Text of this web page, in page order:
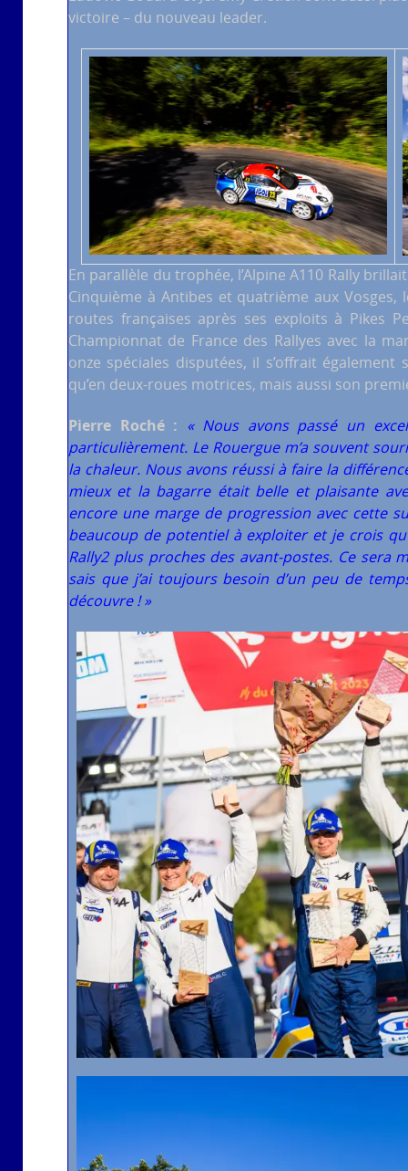
victoire – du nouveau leader.
En parallèle du trophée, l’Alpine A110 Rally
Cinquième à Antibes et quatrième aux
routes françaises après ses exploits à Pikes
Championnat de France des Rallyes avec la
onze spéciales disputées, il s’offrait également
qu’en deux-roues motrices, mais aussi son
Pierre Roché :
« Nous avons passé un
particulièrement. Le Rouergue m’a souvent
la chaleur. Nous avons réussi à faire la
mieux et la bagarre était belle et plaisante
encore une marge de progression avec cette
beaucoup de potentiel à exploiter et je crois
Rally2 plus proches des avant-postes. Ce sera
sais que j’ai toujours besoin d’un peu de
découvre ! »